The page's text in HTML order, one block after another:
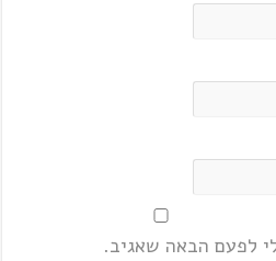
לפעם הבאה שאגיב.